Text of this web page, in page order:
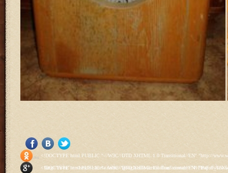
<!DOCTYPE html PUBLIC "-//W3C//DTD XHTML 1.0 Transitional//EN" "http://www.w3.org/TR/xhtml1/DTD/xhtml1-transitional.dtd"> <html xmlns="http://www.w3.org/1999/xhtml" xml:lang="ru-ru" lang="ru-ru" > <head> <meta name="google-site-verification" content="4vFPaFr8_T0N5uYcY4vh3M1DtIkbIJH6yDV7_NDqfJc" /> <base href="http://antik.1kzn.ru/" /> <meta http-equiv="content-type" content="text/html; charset=utf-8" /> <meta name="keywords" content="каталог антиквариат, часы продажа, старинные часы, напольные часы, настенные часы, каминные часы, мебель, старинные люстры, картины, торшеры, резьба, мебель, коллекционирование, чугунное литьё, предметы старины, реставрация, интерьер, модерн, классицизм, кресло, диван, мозаика, гарнитур, дуб, зеркало, светильник, канделябр, шифоньер, шкаф, буфет, комод, сундук, букинист, жирандоль, бронза" /> <meta name="rights" content="Продажа антиквариата http://antik.1kzn.ru" /> <meta name="author" content="Super User" /> <meta name="description" content="Продажа антиквариата, каталог антиквариата." /> <meta name="generator" content="Joomla! - Open Source Content Management" /> <title>Каталог антиквариата - Продажа антиквариата </title> <link rel="stylesheet" href="/plugins/system/rokbox/assets/styles/rokbox.css" type="text/css" /> <link rel="stylesheet" href="/libraries/gantry/css/grid-12.css" type="text/css" /> <link rel="stylesheet" href="/libraries/gantry/css/gantry.css" type="text/css" /> <link rel="stylesheet" href="/libraries/gantry/css/joomla.css" type="text/css" /> <link rel="stylesheet" href="/templates/rt_juxta/css/joomla.css" type="text/css" /> <link rel="stylesheet" href="/templates/rt_juxta/css/style1.css" type="text/css" /> <link rel="stylesheet" href="/templates/rt_juxta/css/demo-styles.css" type="text/css" /> <link rel="stylesheet" href="/templates/rt_juxta/css/template.css" type="text/css" /> <link rel="stylesheet" href="/templates/rt_juxta/css/template-firefox.css" type="text/css" /> <link rel="stylesheet" href="/templates/rt_juxta/css/typography.css" type="text/css" /> <link rel="stylesheet" href="/templates/rt_juxta/css/backgrounds.css" type="text/css" /> <link rel="stylesheet" href="/templates/rt_juxta/css/fusionmenu.css" type="text/css" /> <link rel="stylesheet" href="/modules/mod_roknewspager/themes/light/roknewspager.css" type="text/css" /> <style type="text/css"> #rt-main-surround ul.menu li.active > a, #rt-main-surround ul.menu li.active > .separator, #rt-main-surround ul.menu li.active > .item, #rt-main-surround .square4 ul.menu li:hover > a, #rt-main-surround .square4 ul.menu li:hover > .item, #rt-main-surround .square4 ul.menu li:hover > .separator, .roktabs-links ul li.active span, .menutop li:hover > .item, .menutop li.f-menuparent-itemfocus .item, .menutop li.active > .item {color:#660000;} a, .button, #rt-main-surround ul.menu a:hover, #rt-main-surround ul.menu .separator:hover, #rt-main-surround ul.menu .item:hover, .title1 .module-title .title, #rt-main .item_add:link, #rt-main .item_add:visited, #rt-main .simpleCart_empty:link, #rt-main .simpleCart_empty:visited, #rt-main .simpleCart_checkout:link, #rt-main .simpleCart_checkout:visited {color:#660000;} body #rt-logo {width:400px;height:200px;} </style> <script src="/media/system/js/mootools-core.js" type="text/javascript"></script> <script src="/media/system/js/core.js" type="text/javascript"></script> <script src="/media/
<!DOCTYPE html PUBLIC "-//W3C//DTD XHTML 1.0 Transitional//EN" "http://www.w3.org/TR/xhtml1/DTD/xhtml1-transitional.dtd"> <html xmlns="http://www.w3.org/1999/xhtml" xml:lang="ru-ru" lang="ru-ru" > <head> <meta name="google-site-verification" content="4vFPaFr8_T0N5uYcY4vh3M1DtIkbIJH6yDV7_NDqfJc" /> <base href="http://antik.1kzn.ru/" /> <meta http-equiv="content-type" content="text/html; charset=utf-8" /> <meta name="keywords" content="каталог антиквариат, часы продажа, старинные часы, напольные часы, настенные часы, каминные часы, мебель, старинные люстры, картины, торшеры, резьба, мебель, коллекционирование, чугунное литьё, предметы старины, реставрация, интерьер, модерн, классицизм, кресло, диван, мозаика, гарнитур, дуб, зеркало, светильник, канделябр, шифоньер, шкаф, буфет, комод, сундук, букинист, жирандоль, бронза" /> <meta name="rights" content="Продажа антиквариата http://antik.1kzn.ru" /> <meta name="author" content="Super User" /> <meta name="description" content="Продажа антиквариата, каталог антиквариата." /> <meta name="generator" content="Joomla! - Open Source Content Management" /> <title>Каталог антиквариата - Продажа антиквариата </title> <link rel="stylesheet" href="/plugins/system/rokbox/assets/styles/rokbox.css" type="text/css" /> <link rel="stylesheet" href="/libraries/gantry/css/grid-12.css" type="text/css" /> <link rel="stylesheet" href="/libraries/gantry/css/gantry.css" type="text/css" /> <link rel="stylesheet" href="/libraries/gantry/css/joomla.css" type="text/css" /> <link rel="stylesheet" href="/templates/rt_juxta/css/joomla.css" type="text/css" /> <link rel="stylesheet" href="/templates/rt_juxta/css/style1.css" type="text/css" /> <link rel="stylesheet" href="/templates/rt_juxta/css/demo-styles.css" type="text/css" /> <link rel="stylesheet" href="/templates/rt_juxta/css/template.css" type="text/css" /> <link rel="stylesheet" href="/templates/rt_juxta/css/template-firefox.css" type="text/css" /> <link rel="stylesheet" href="/templates/rt_juxta/css/typography.css" type="text/css" /> <link rel="stylesheet" href="/templates/rt_juxta/css/backgrounds.css" type="text/css" /> <link rel="stylesheet" href="/templates/rt_juxta/css/fusionmenu.css" type="text/css" /> <link rel="stylesheet" href="/modules/mod_roknewspager/themes/light/roknewspager.css" type="text/css" /> <style type="text/css"> #rt-main-surround ul.menu li.active > a, #rt-main-surround ul.menu li.active > .separator, #rt-main-surround ul.menu li.active > .item, #rt-main-surround .square4 ul.menu li:hover > a, #rt-main-surround .square4 ul.menu li:hover > .item, #rt-main-surround .square4 ul.menu li:hover > .separator, .roktabs-links ul li.active span, .menutop li:hover > .item, .menutop li.f-menuparent-itemfocus .item, .menutop li.active > .item {color:#660000;} a, .button, #rt-main-surround ul.menu a:hover, #rt-main-surround ul.menu .separator:hover, #rt-main-surround ul.menu .item:hover, .title1 .module-title .title, #rt-main .item_add:link, #rt-main .item_add:visited, #rt-main .simpleCart_empty:link, #rt-main .simpleCart_empty:visited, #rt-main .simpleCart_checkout:link, #rt-main .simpleCart_checkout:visited {color:#660000;} body #rt-logo {width:400px;height:200px;} </style> <script src="/media/system/js/mootools-core.js" type="text/javascript"></script> <script src="/media/system/js/core.js" type="text/javascript"></script> <script src="/media/system/
Social Like